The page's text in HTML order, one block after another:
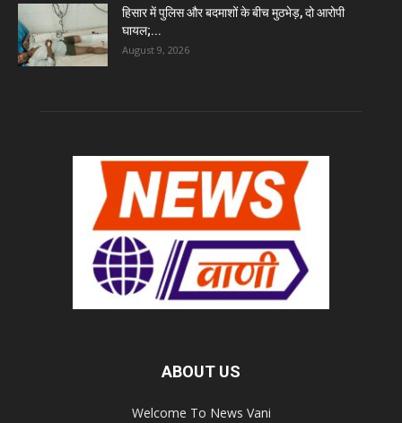
हिसार में पुलिस और बदमाशों के बीच मुठभेड़, दो आरोपी
घायल;...
August 9, 2026
ABOUT US
Welcome To News Vani